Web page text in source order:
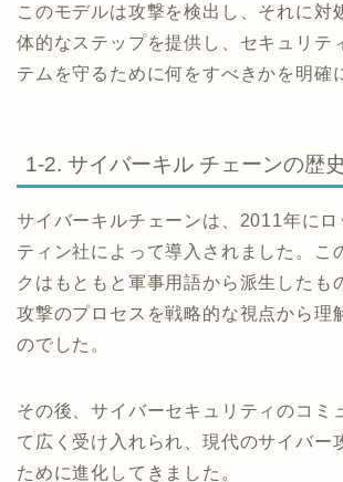
このモデルは攻撃を検出し、それに対
体的なステップを提供し、セキュリテ
テムを守るために何をすべきかを明確
1-2. サイバーキル チェーンの歴
サイバーキルチェーンは、2011年にロ
ティン社によって導入されました。こ
クはもともと軍事用語から派生したも
攻撃のプロセスを戦略的な視点から理
のでした。
その後、サイバーセキュリティのコミ
て広く受け入れられ、現代のサイバー
ために進化してきました。